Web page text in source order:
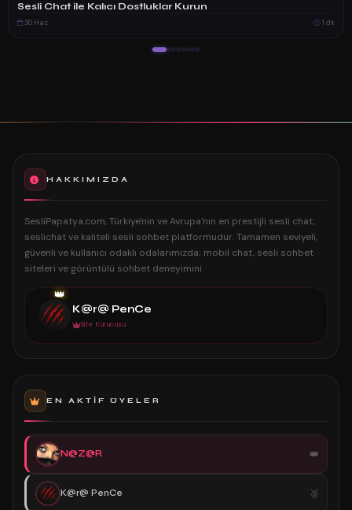
Sesli Chat ile Kalıcı Dostluklar Kurun
30 Haz 1 dk
HAKKIMIZDA
SesliPapatya.com, Türkiye'nin ve Avrupa'nın en prestijli sesli chat,
seslichat ve kaliteli sesli sohbet platformudur. Tamamen seviyeli,
güvenli ve kullanıcı odaklı odalarımızda; mobil chat, sesli sohbet
siteleri ve görüntülü sohbet deneyimini
👑
K@r@ PenCe
Site Kurucusu
EN AKTIF ÜYELER
N@Z@R
K@r@ PenCe